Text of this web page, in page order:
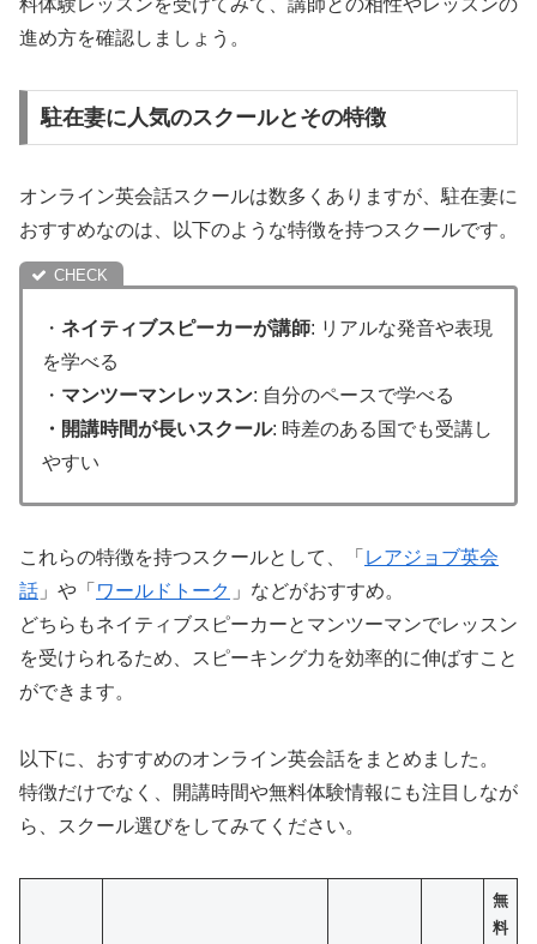
料体験レッスンを受けてみて、講師との相性やレッスンの
進め方を確認しましょう。
駐在妻に人気のスクールとその特徴
オンライン英会話スクールは数多くありますが、駐在妻に
おすすめなのは、以下のような特徴を持つスクールです。
・ ネイティブスピーカーが講師: リアルな発音や表現
を学べる
・ マンツーマンレッスン: 自分のペースで学べる
・開講時間が長いスクール: 時差のある国でも受講し
やすい
これらの特徴を持つスクールとして、「 レアジョブ英会
話 」や「 ワールドトーク 」などがおすすめ。
どちらもネイティブスピーカーとマンツーマンでレッスン
を受けられるため、スピーキング力を効率的に伸ばすこと
ができます。
以下に、おすすめのオンライン英会話をまとめました。
特徴だけでなく、開講時間や無料体験情報にも注目しなが
ら、スクール選びをしてみてください。
無
料